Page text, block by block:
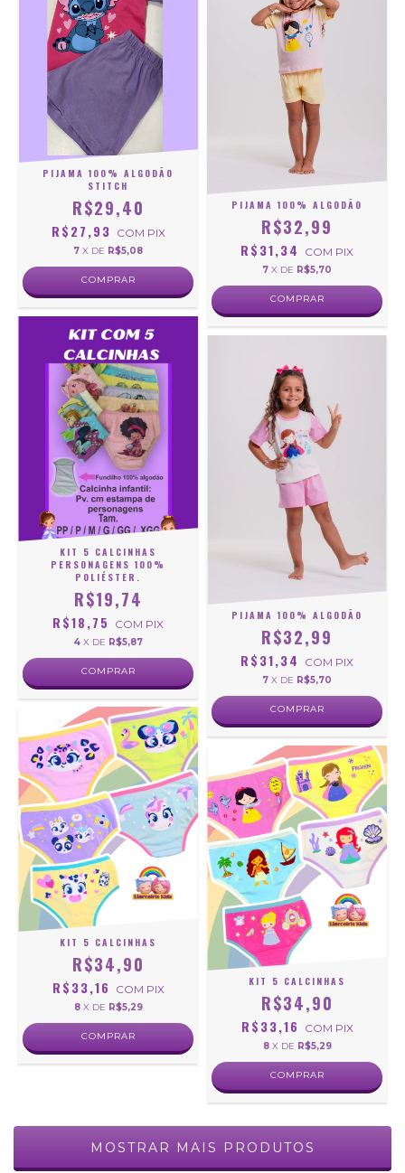
PIJAMA 100% ALGODÃO
STITCH
R$29,40
R$27,93 COM PIX
7 X DE R$5,08
COMPRAR
PIJAMA 100% ALGODÃO
R$32,99
R$31,34 COM PIX
7 X DE R$5,70
COMPRAR
KIT 5 CALCINHAS
PERSONAGENS 100%
POLIÉSTER.
R$19,74
R$18,75 COM PIX
4 X DE R$5,87
COMPRAR
PIJAMA 100% ALGODÃO
R$32,99
R$31,34 COM PIX
7 X DE R$5,70
COMPRAR
KIT 5 CALCINHAS
R$34,90
R$33,16 COM PIX
8 X DE R$5,29
COMPRAR
KIT 5 CALCINHAS
R$34,90
R$33,16 COM PIX
8 X DE R$5,29
COMPRAR
MOSTRAR MAIS PRODUTOS